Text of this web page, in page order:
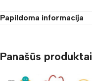
Papildoma informacija
Panašūs produktai